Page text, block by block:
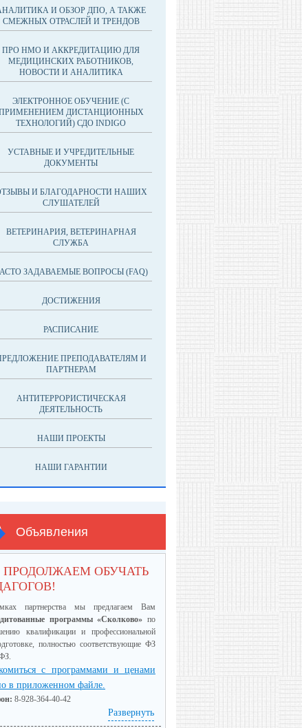
И ОБЗОР ДПО, А ТАКЖЕ
СМЕЖНЫХ ОТРАСЛЕЙ И ТРЕНДОВ
ПРО НМО И АККРЕДИТАЦИЮ ДЛЯ
МЕДИЦИНСКИХ РАБОТНИКОВ,
НОВОСТИ И АНАЛИТИКА
ЭЛЕКТРОННОЕ ОБУЧЕНИЕ (С
ДИСТАНЦИОННЫХ
ТЕХНОЛОГИЙ) СДО INDIGO
УСТАВНЫЕ И УЧРЕДИТЕЛЬНЫЕ
ДОКУМЕНТЫ
И БЛАГОДАРНОСТИ НАШИХ
СЛУШАТЕЛЕЙ
ВЕТЕРИНАРИЯ, ВЕТЕРИНАРНАЯ
СЛУЖБА
ЗАДАВАЕМЫЕ ВОПРОСЫ (FAQ)
ДОСТИЖЕНИЯ
РАСПИСАНИЕ
ПРЕПОДАВАТЕЛЯМ И
ПАРТНЕРАМ
АНТИТЕРРОРИСТИЧЕСКАЯ
ДЕЯТЕЛЬНОСТЬ
НАШИ ПРОЕКТЫ
НАШИ ГАРАНТИИ
Объявления
ОБУЧАТЬ
партнерства мы предлагаем Вам
программы «Сколково» по
квалификации и профессиональной
полностью соответствующие ФЗ
с программами и ценами
в приложенном файле.
8-928-364-40-42
Развернуть